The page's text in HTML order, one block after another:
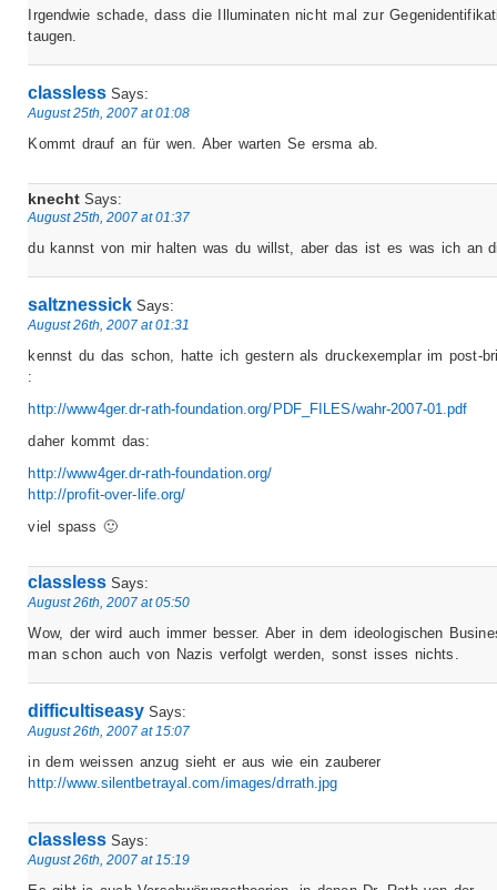
Irgendwie schade, dass die Illuminaten nicht mal zur
taugen.
classless Says:
August 25th, 2007 at 01:08
Kommt drauf an für wen. Aber warten Se ersma ab.
knecht Says:
August 25th, 2007 at 01:37
du kannst von mir halten was du willst, aber das ist es was ich an
saltznessick Says:
August 26th, 2007 at 01:31
kennst du das schon, hatte ich gestern als druckexemplar im post-
:
http://www4ger.dr-rath-foundation.org/PDF_FILES/wahr-2007-01.pdf
daher kommt das:
http://www4ger.dr-rath-foundation.org/
http://profit-over-life.org/
viel spass 🙂
classless Says:
August 26th, 2007 at 05:50
Wow, der wird auch immer besser. Aber in dem ideologischen
man schon auch von Nazis verfolgt werden, sonst isses nichts.
difficultiseasy Says:
August 26th, 2007 at 15:07
in dem weissen anzug sieht er aus wie ein zauberer
http://www.silentbetrayal.com/images/drrath.jpg
classless Says:
August 26th, 2007 at 15:19